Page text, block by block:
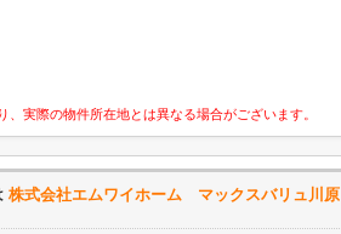
実際の物件所在地とは異なる場合がございます。
株式会社エムワイホーム マックスバリュ川原